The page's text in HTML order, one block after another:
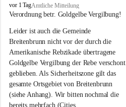
B
r
i
t
e
n
b
r
u
n
vor 1 TagAmtliche Mitteilung
Verordnung betr. Goldgelbe Vergilbung!
Leider ist auch die Gemeinde
Breitenbrunn nicht vor der durch die
Amerikanische Rebzikade übertragene
Goldgelbe Vergilbung der Rebe verschont
geblieben. Als Sicherheitszone gilt das
gesamte Ortsgebiet von Breitenbrunn
(siehe Anhang). Wir bitten nochmal die
bereits mehrfach (Cities,